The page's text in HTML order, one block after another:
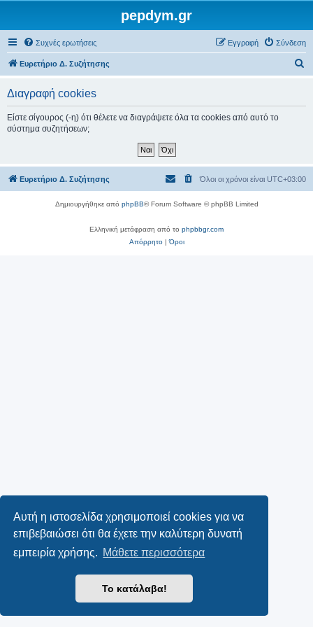
Αυτή η ιστοσελίδα χρησιμοποιεί cookies για να
επιβεβαιώσει ότι θα έχετε την καλύτερη δυνατή
εμπειρία χρήσης. Μάθετε περισσότερα
Το κατάλαβα!
pepdym.gr
Συχνές ερωτήσεις Σύνδεση
Εγγραφή
Ευρετήριο Δ. Συζήτησης
σ
Διαγραφή cookies
Είστε σίγουρος (-η) ότι θέλετε να διαγράψετε όλα τα cookies από αυτό το
σύστημα συζητήσεων;
Ευρετήριο Δ. Συζήτησης Όλοι οι χρόνοι είναι UTC+03:00
Δημιουργήθηκε από phpBB® Forum Software © phpBB Limited
Ελληνική μετάφραση από το phpbbgr.com
Απόρρητο|Όροι